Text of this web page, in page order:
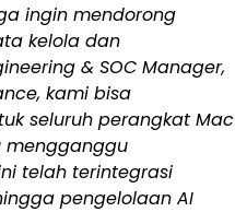
ingin mendorong
kelola dan
& SOC Manager,
kami bisa
seluruh perangkat Mac
mengganggu
telah terintegrasi
pengelolaan AI